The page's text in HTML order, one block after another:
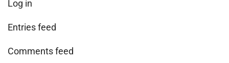
Log in
Entries feed
Comments feed